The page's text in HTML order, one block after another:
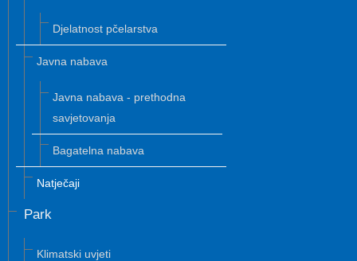
Djelatnost pčelarstva
Javna nabava
Javna nabava - prethodna
savjetovanja
Bagatelna nabava
Natječaji
Park
Klimatski uvjeti